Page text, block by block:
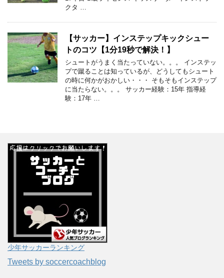
クタ …
【サッカー】インステップキックシュー
トのコツ【1分19秒で解決！】
シュートがうまく当たっていない。。。 インステッ
プで蹴ることは知っているが、どうしてもシュート
の時に何かがおかしい・・・ そもそもインステップ
に当たらない。。。 サッカー経験：15年 指導経
験：17年 …
少年サッカーランキング
Tweets by soccercoachblog